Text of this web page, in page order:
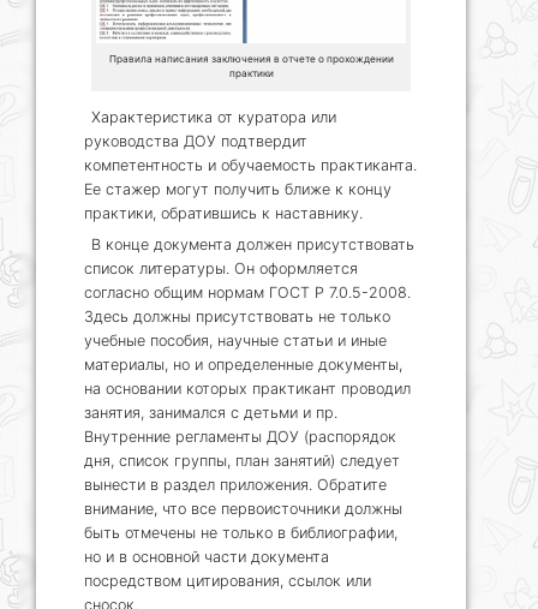
Правила написания заключения в отчете о прохождении
практики
Характеристика от куратора или
руководства ДОУ подтвердит
компетентность и обучаемость практиканта.
Ее стажер могут получить ближе к концу
практики, обратившись к наставнику.
В конце документа должен присутствовать
список литературы. Он оформляется
согласно общим нормам ГОСТ Р 7.0.5-2008.
Здесь должны присутствовать не только
учебные пособия, научные статьи и иные
материалы, но и определенные документы,
на основании которых практикант проводил
занятия, занимался с детьми и пр.
Внутренние регламенты ДОУ (распорядок
дня, список группы, план занятий) следует
вынести в раздел приложения. Обратите
внимание, что все первоисточники должны
быть отмечены не только в библиографии,
но и в основной части документа
посредством цитирования, ссылок или
сносок.